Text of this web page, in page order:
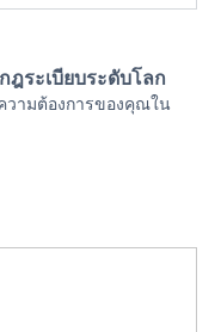
ระเบียบระดับโลก
วามต้องการของคุณใน